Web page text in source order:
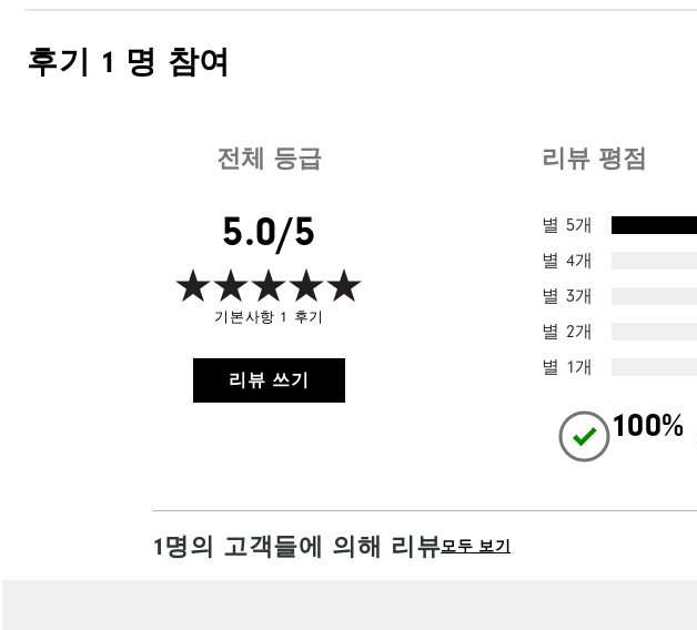
후기 1 명 참여
전체 등급
5.0/5
기본사항 1 후기
리뷰 쓰기
리뷰 평점
별 5개
별 4개
별 3개
별 2개
별 1개
100%
1명의 고객들에 의해 리뷰모두 보기